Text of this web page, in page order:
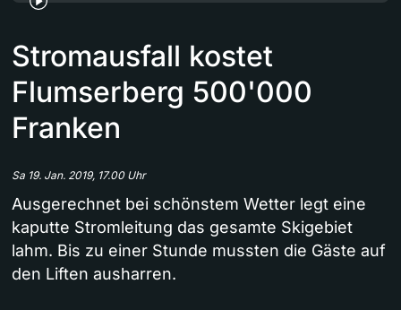
Stromausfall kostet
Flumserberg 500'000
Franken
Sa 19. Jan. 2019, 17.00 Uhr
Ausgerechnet bei schönstem Wetter legt eine
kaputte Stromleitung das gesamte Skigebiet
lahm. Bis zu einer Stunde mussten die Gäste auf
den Liften ausharren.